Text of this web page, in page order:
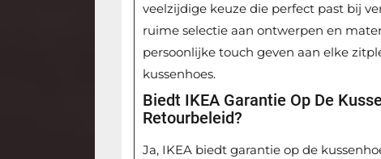
veelzijdige keuze die perfect past bij
ruime selectie aan ontwerpen en
persoonlijke touch geven aan elke
kussenhoes.
Biedt IKEA Garantie Op De
Retourbeleid?
Ja, IKEA biedt garantie op de